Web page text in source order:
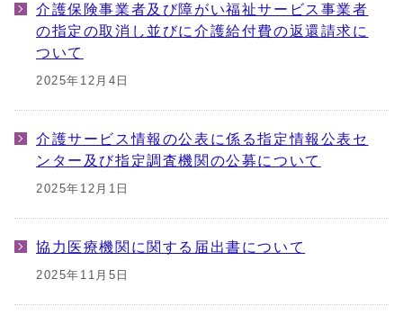
介護保険事業者及び障がい福祉サービス事業者
の指定の取消し並びに介護給付費の返還請求に
ついて
2025年12月4日
介護サービス情報の公表に係る指定情報公表セ
ンター及び指定調査機関の公募について
2025年12月1日
協力医療機関に関する届出書について
2025年11月5日